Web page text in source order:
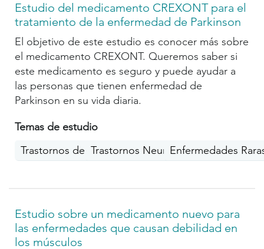
Estudio del medicamento CREXONT para el
tratamiento de la enfermedad de Parkinson
El objetivo de este estudio es conocer más sobre
el medicamento CREXONT. Queremos saber si
este medicamento es seguro y puede ayudar a
las personas que tienen enfermedad de
Parkinson en su vida diaria.
Temas de estudio
Trastornos del movimientoTrastornos Neurológicos
Enfermedades
Estudio sobre un medicamento nuevo para
las enfermedades que causan debilidad en
los músculos